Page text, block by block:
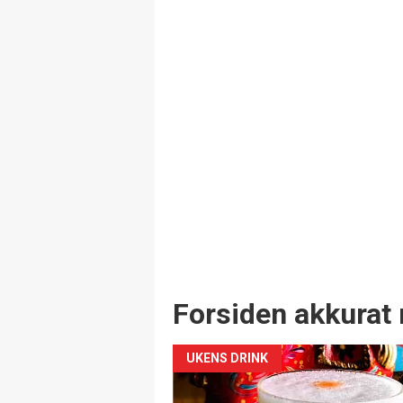
Forsiden akkurat
UKENS DRINK